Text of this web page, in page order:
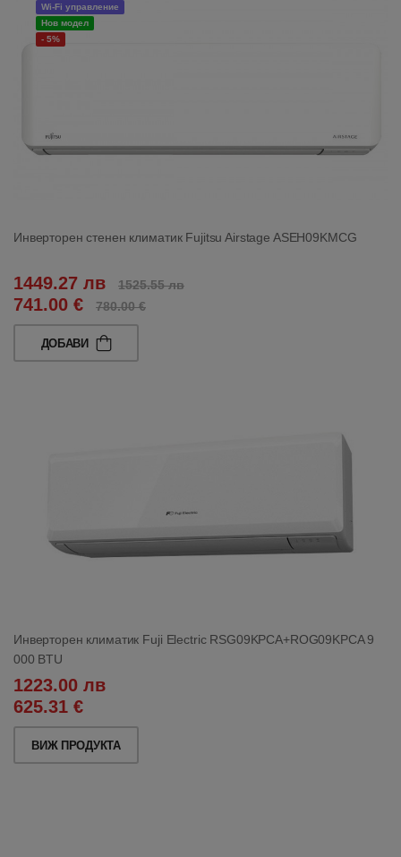
Wi-Fi управление
Нов модел
- 5%
Инверторен стенен климатик Fujitsu Airstage ASEH09KMCG
1449.27 лв 1525.55 лв
741.00 € 780.00 €
ДОБАВИ
Инверторен климатик Fuji Electric RSG09KPCA+ROG09KPCA 9
000 BTU
1223.00 лв
625.31 €
ВИЖ ПРОДУКТА